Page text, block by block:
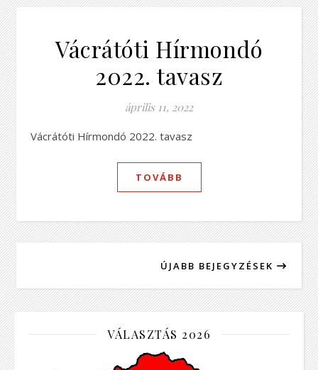
Vácrátóti Hírmondó
2022. tavasz
április 11, 2022
Vácrátóti Hírmondó 2022. tavasz
TOVÁBB
ÚJABB BEJEGYZÉSEK
VÁLASZTÁS 2026